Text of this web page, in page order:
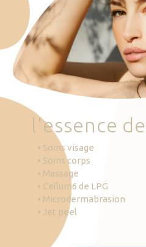
Je veux faire un bon cadeau
Plan d’accès
Prendre RDV
'essence de
• Soins visage
• Soins corps
• Massage
• Cellum6 de LPG
• Microdermabrasion
• Jet peel